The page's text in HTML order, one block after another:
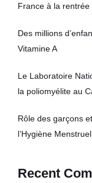
France à la rentrée
Des millions
Vitamine A
Le Laboratoire
la poliomyélite au
Rôle des garçons
l’Hygiène
Recent